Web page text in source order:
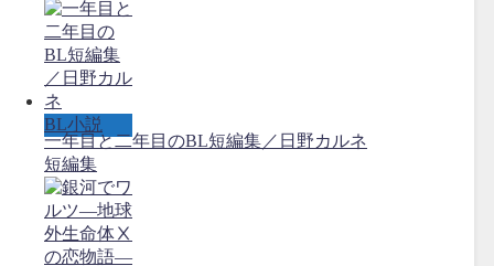
BL小説
一年目と二年目のBL短編集／日野カルネ
短編集